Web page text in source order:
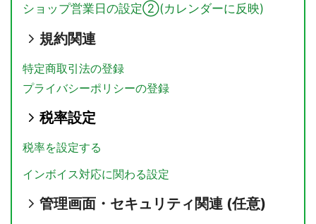
ショップ営業日の設定②(カレンダーに反映)
規約関連
特定商取引法の登録
プライバシーポリシーの登録
税率設定
税率を設定する
インボイス対応に関わる設定
管理画面・セキュリティ関連 (任意)